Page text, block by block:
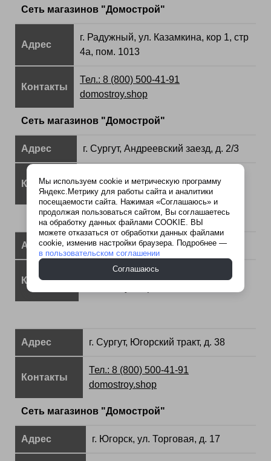
Сеть магазинов "Домострой"
Адрес
г. Радужный, ул. Казамкина, кор 1, стр
4а, пом. 1013
Контакты
Тел.: 8 (800) 500-41-91
domostroy.shop
Сеть магазинов "Домострой"
Адрес г. Сургут, Андреевский заезд, д. 2/3
Контакты
Тел.: 8 (800) 500-41-91
domostroy.shop
Адрес г. Сургут, ул. Аэрофлотская, д. 8/3
Контакты
Тел.: 8 (800) 500-41-91
Адрес г. Сургут, Югорский тракт, д. 38
Контакты
Тел.: 8 (800) 500-41-91
domostroy.shop
Сеть магазинов "Домострой"
Адрес г. Югорск, ул. Торговая, д. 17
Мы используем cookie и метрическую программу
Яндекс.Метрику для работы сайта и аналитики
посещаемости сайта. Нажимая «Соглашаюсь» и
продолжая пользоваться сайтом, Вы соглашаетесь
на обработку данных файлами COOKIE. ВЫ
можете отказаться от обработки данных файлами
cookie, изменив настройки браузера. Подробнее —
в пользовательском соглашении
Соглашаюсь